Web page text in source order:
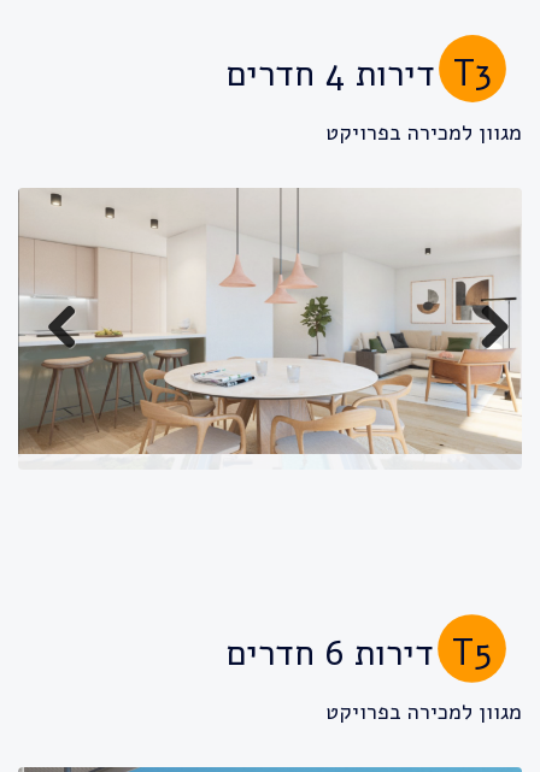
T3 דירות 4 חדרים
מגוון למכירה בפרויקט
Previous Next
T5 דירות 6 חדרים